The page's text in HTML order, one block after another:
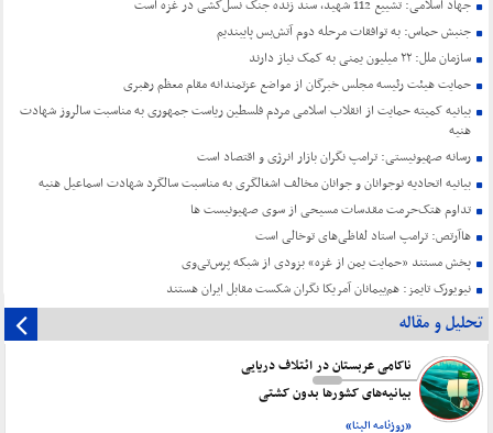
جهاد اسلامی: تشییع 112 شهید، سند زنده جنگ نسل‌کشی در غزه است
جنبش حماس: به توافقات مرحله دوم آتش‌بس پایبندیم
سازمان ملل: ۲۲ میلیون یمنی به کمک نیاز دارند
حمایت هیئت رئیسه مجلس خبرگان از مواضع عزتمندانه مقام معظم رهبری
بیانیه کمیته حمایت از انقلاب اسلامی مردم فلسطین ریاست جمهوری به مناسبت سالروز شهادت
هنیه
رسانه صهیونیستی: ترامپ نگران بازار انرژی و اقتصاد است
بیانیه اتحادیه نوجوانان و جوانان مخالف اشغالگری به مناسبت سالگرد شهادت اسماعیل هنیه
تداوم هتک‌حرمت مقدسات مسیحی از سوی صهیونیست ها
هاآرتص: ترامپ استاد لفاظی‌های توخالی است
پخش مستند «حمایت یمن از غزه» بزودی از شبکه پرس‌تی‌وی
نیویورک تایمز: هم‌پیمانان آمریکا نگران شکست مقابل ایران هستند
تحلیل و مقاله
ناکامی عربستان در ائتلاف دریایی
بیانیه‌های کشورها بدون کشتی
«روزنامه البنا»